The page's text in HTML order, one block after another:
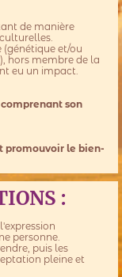
de manière
et/ou
hors membre de la
eu un impact.
son
promouvoir le bien-
:
personne.
puis les
pleine et